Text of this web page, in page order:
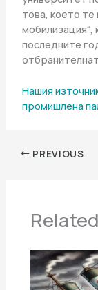
това, което те
последните
Нашия
промишлена
PREVIOUS